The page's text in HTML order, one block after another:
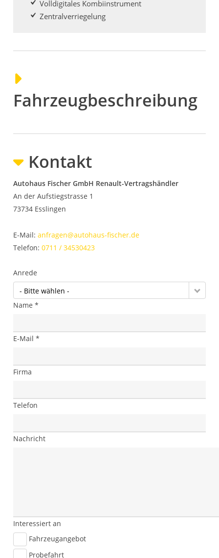
Volldigitales Kombiinstrument
Zentralverriegelung
Fahrzeugbeschreibung
Kontakt
Autohaus Fischer GmbH Renault-Vertragshändler
An der Aufstiegstrasse 1
73734 Esslingen
E-Mail:anfragen@autohaus-fischer.de
Telefon:0711 / 34530423
Anrede
- Bitte wählen -
Name *
E-Mail *
Firma
Telefon
Nachricht
Interessiert an
Fahrzeugangebot
Probefahrt